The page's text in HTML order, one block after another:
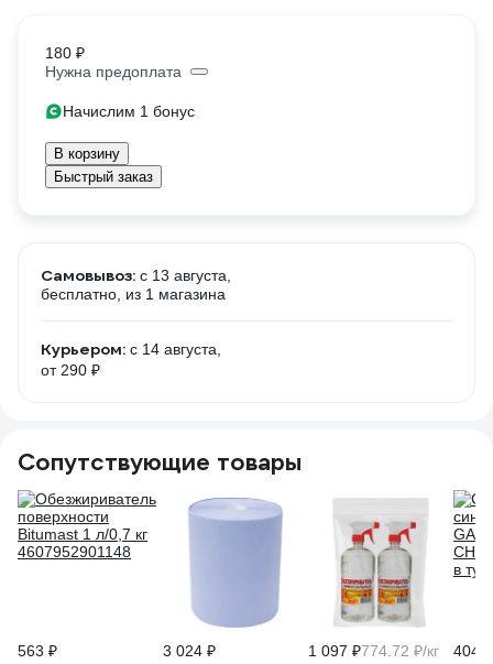
180 ₽
Нужна предоплата
Начислим 1 бонус
В корзину
Быстрый заказ
Самовывоз: c 13 августа,
бесплатно , из 1 магазина
Курьером: c 14 августа,
от 290 ₽
Сопутствующие товары
563 ₽
3 024 ₽
1 097 ₽774.72 ₽/кг
404 ₽